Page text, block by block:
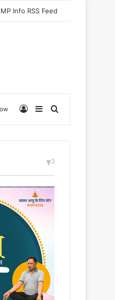
MP Info RSS Feed
Log InSidebarSearch for